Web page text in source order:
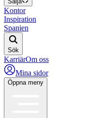
Kontor
Inspiration
Spanien
Sök
KarriärOm oss
Mina sidor
Öppna meny